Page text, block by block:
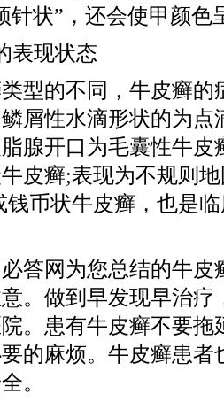
针状”，还会使甲颜色
现状态
的不同，牛皮癣的
屑性水滴形状的为点
腺开口为毛囊性牛皮
皮癣;表现为不规则
钱币状牛皮癣，也是
网为您总结的牛皮
。做到早发现早治疗
。患有牛皮癣不要拖
的麻烦。牛皮癣患者
。